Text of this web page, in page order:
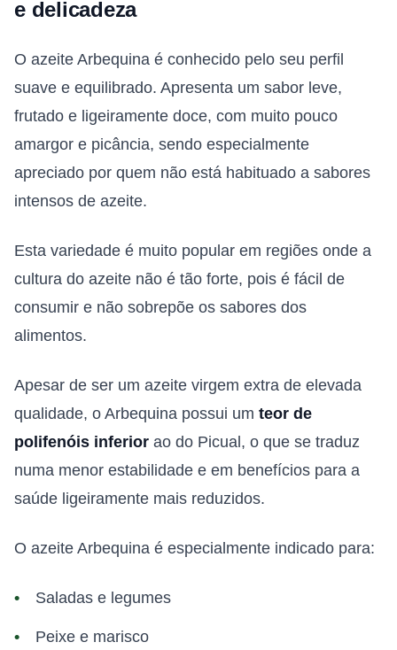
e delicadeza
O azeite Arbequina é conhecido pelo seu perfil
suave e equilibrado. Apresenta um sabor leve,
frutado e ligeiramente doce, com muito pouco
amargor e picância, sendo especialmente
apreciado por quem não está habituado a sabores
intensos de azeite.
Esta variedade é muito popular em regiões onde a
cultura do azeite não é tão forte, pois é fácil de
consumir e não sobrepõe os sabores dos
alimentos.
Apesar de ser um azeite virgem extra de elevada
qualidade, o Arbequina possui um teor de
polifenóis inferior ao do Picual, o que se traduz
numa menor estabilidade e em benefícios para a
saúde ligeiramente mais reduzidos.
O azeite Arbequina é especialmente indicado para:
Saladas e legumes
Peixe e marisco